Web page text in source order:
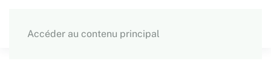
Accéder au contenu principal